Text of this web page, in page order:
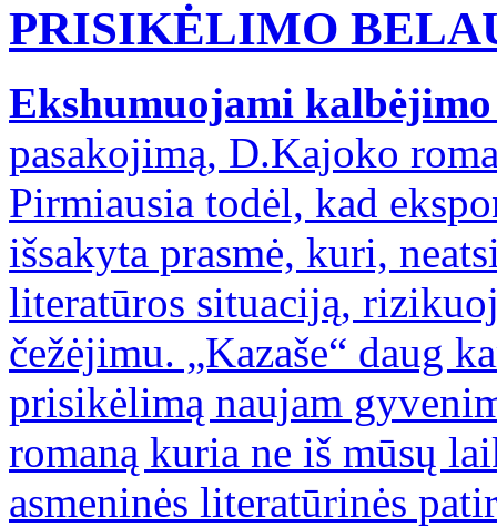
PRISIKĖLIMO
Ekshumuojami
pasakojimą, D.Kajoko
Pirmiausia todėl, kad
išsakyta prasmė, kuri,
literatūros situaciją,
čežėjimu. „Kazaše“ daug
prisikėlimą naujam
romaną kuria ne iš mūsų
asmeninės literatūrinės